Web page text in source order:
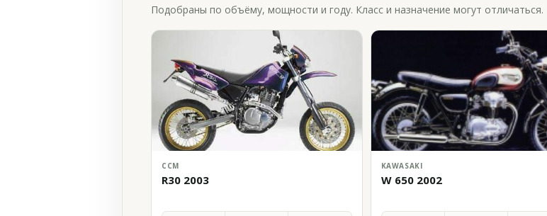
Подобраны по объёму, мощности и году. Класс и назначение могут отличаться.
CCM
R30 2003
KAWASAKI
W 650 2002